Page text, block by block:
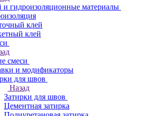
и гидроизоляционные материалы
клей
клей
смеси
и модификаторы
для швов
Назад
Затирки для швов
Цементная затирка